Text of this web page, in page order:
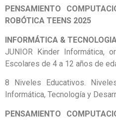
PENSAMIENTO
ROBÓTICA TEENS 2025
INFORMÁTICA &
JUNIOR Kinder Informática,
Escolares de 4 a 12 años de
8 Niveles Educativos.
Informática, Tecnología y
PENSAMIENTO